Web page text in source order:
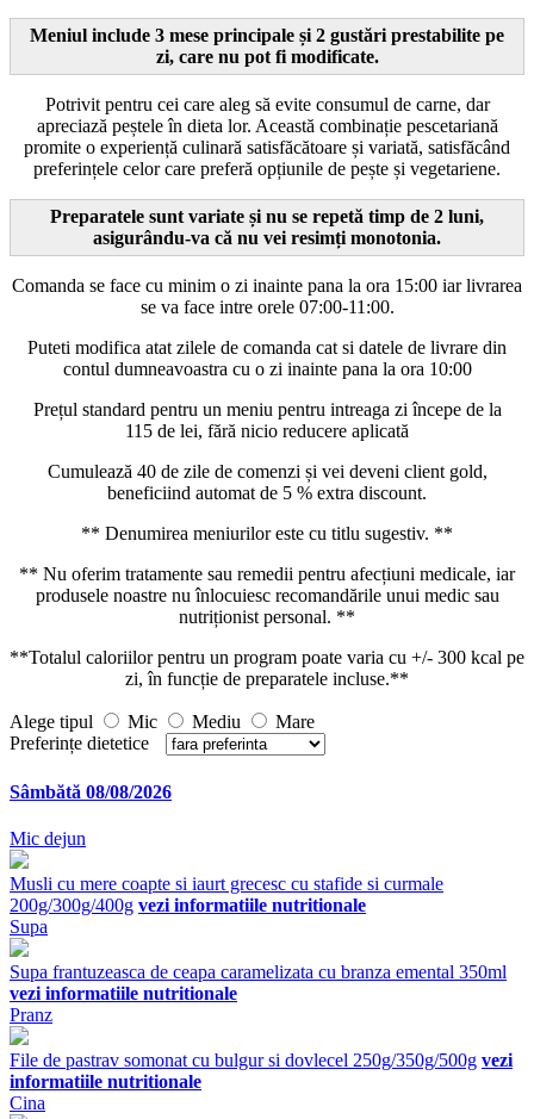
Meniul include 3 mese principale și 2 gustări prestabilite pe
zi, care nu pot fi modificate.
Potrivit pentru cei care aleg să evite consumul de carne, dar
apreciază peștele în dieta lor. Această combinație pescetariană
promite o experiență culinară satisfăcătoare și variată, satisfăcând
preferințele celor care preferă opțiunile de pește și vegetariene.
Preparatele sunt variate și nu se repetă timp de 2 luni,
asigurându-va că nu vei resimți monotonia.
Comanda se face cu minim o zi inainte pana la ora 15:00 iar livrarea
se va face intre orele 07:00-11:00.
Puteti modifica atat zilele de comanda cat si datele de livrare din
contul dumneavoastra cu o zi inainte pana la ora 10:00
Prețul standard pentru un meniu pentru intreaga zi începe de la
115 de lei, fără nicio reducere aplicată
Cumulează 40 de zile de comenzi și vei deveni client gold,
beneficiind automat de 5 % extra discount.
** Denumirea meniurilor este cu titlu sugestiv. **
** Nu oferim tratamente sau remedii pentru afecțiuni medicale, iar
produsele noastre nu înlocuiesc recomandările unui medic sau
nutriționist personal. **
**Totalul caloriilor pentru un program poate varia cu +/- 300 kcal pe
zi, în funcție de preparatele incluse.**
Alege tipul Mic Mediu
Mare
Preferințe dietetice
Sâmbătă 08/08/2026
Mic dejun
Musli cu mere coapte si iaurt grecesc cu stafide si curmale
200g/300g/400g vezi informatiile nutritionale
Supa
Supa frantuzeasca de ceapa caramelizata cu branza emental 350ml
vezi informatiile nutritionale
Pranz
File de pastrav somonat cu bulgur si dovlecel 250g/350g/500g vezi
informatiile nutritionale
Cina